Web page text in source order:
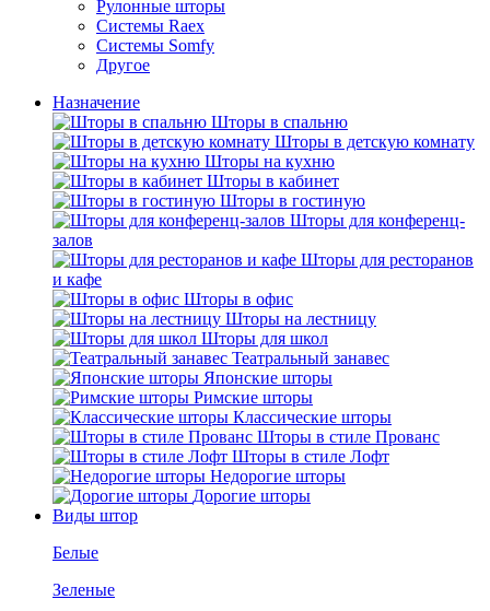
Рулонные шторы
Системы Raex
Системы Somfy
Другое
Назначение
Шторы в спальню
Шторы в детскую комнату
Шторы на кухню
Шторы в кабинет
Шторы в гостиную
Шторы для конференц-
залов
Шторы для ресторанов
и кафе
Шторы в офис
Шторы на лестницу
Шторы для школ
Театральный занавес
Японские шторы
Римские шторы
Классические шторы
Шторы в стиле Прованс
Шторы в стиле Лофт
Недорогие шторы
Дорогие шторы
Виды штор
Белые
Зеленые